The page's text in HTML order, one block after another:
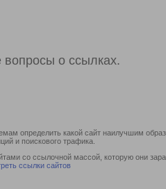
о ссылках.
определить какой сайт наилучшим
и поискового трафика.
со ссылочной массой, которую они
ссылки сайтов